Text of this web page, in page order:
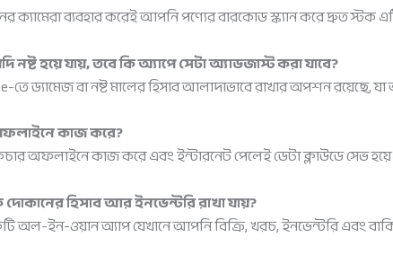
ক্যামেরা ব্যবহার করেই আপনি পণ্যের বারকোড স্ক্যান করে দ্রুত স্টক
নষ্ট হয়ে যায়, তবে কি অ্যাপে সেটা অ্যাডজাস্ট করা যাবে?
ড্যামেজ বা নষ্ট মালের হিসাব আলাদাভাবে রাখার অপশন রয়েছে, যা
কাজ করে?
অফলাইনে কাজ করে এবং ইন্টারনেট পেলেই ডেটা ক্লাউডে সেভ হয়ে
হিসাব আর ইনভেন্টরি রাখা যায়?
অল-ইন-ওয়ান অ্যাপ যেখানে আপনি বিক্রি, খরচ, ইনভেন্টরি এবং